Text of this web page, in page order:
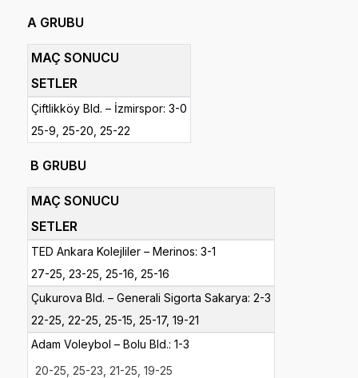
A GRUBU
MAÇ SONUCU
SETLER
Çiftlikköy Bld. – İzmirspor: 3-0
25-9, 25-20, 25-22
B GRUBU
MAÇ SONUCU
SETLER
TED Ankara Kolejliler – Merinos: 3-1
27-25, 23-25, 25-16, 25-16
Çukurova Bld. – Generali Sigorta Sakarya: 2-3
22-25, 22-25, 25-15, 25-17, 19-21
Adam Voleybol – Bolu Bld.: 1-3
20-25,25-23, 21-25, 19-25